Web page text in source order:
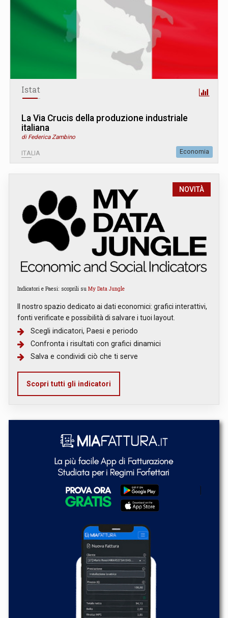
Istat
La Via Crucis della produzione industriale
italiana
di Federica Zambino
ITALIA Economia
NOVITÀ
Indicatori e Paesi: scoprili su My Data Jungle
Il nostro spazio dedicato ai dati economici: grafici interattivi,
fonti verificate e possibilità di salvare i tuoi layout.
Scegli indicatori, Paesi e periodo
Confronta i risultati con grafici dinamici
Salva e condividi ciò che ti serve
Scopri tutti gli indicatori